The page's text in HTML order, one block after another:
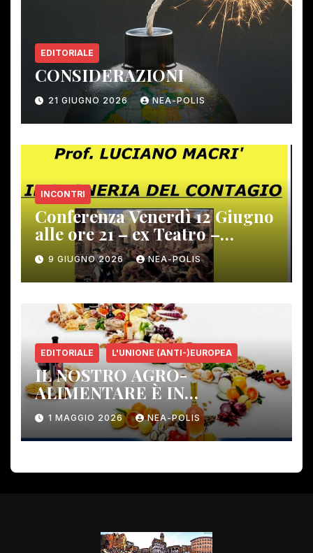
EDITORIALE
CONSIDERAZIONI
21 GIUGNO 2026 NEA-POLIS
INCONTRI
Conferenza Venerdì 12 Giugno
alle ore 21 – ex Teatro –
Gambassi Terme –
9 GIUGNO 2026 NEA-POLIS
EDITORIALE L'UNIONE (ANTI-)EUROPEA
IL NOSTRO AGRO-
ALIMENTARE È IN
PERICOLO!
1 MAGGIO 2026 NEA-POLIS